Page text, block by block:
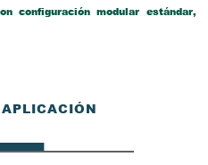
configuración modular estándar,